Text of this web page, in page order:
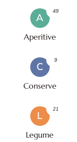
A
Aperitive
49
C
Conserve
9
L
Legume
21